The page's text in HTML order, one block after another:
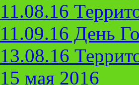
11.08.16
11.09.16 День
13.08.16
15 мая 2016